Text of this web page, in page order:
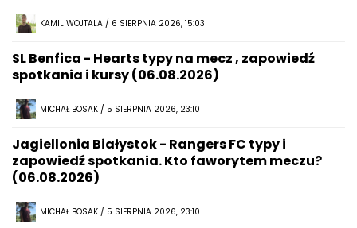
KAMIL WOJTALA / 6 SIERPNIA 2026, 15:03
SL Benfica - Hearts typy na mecz , zapowiedź
spotkania i kursy (06.08.2026)
MICHAŁ BOSAK / 5 SIERPNIA 2026, 23:10
Jagiellonia Białystok - Rangers FC typy i
zapowiedź spotkania. Kto faworytem meczu?
(06.08.2026)
MICHAŁ BOSAK / 5 SIERPNIA 2026, 23:10